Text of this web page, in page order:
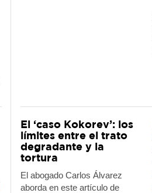
El ‘caso Kokorev’: los
límites entre el trato
degradante y la
tortura
El abogado Carlos Álvarez
aborda en este artículo de